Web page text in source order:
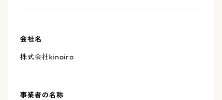
会社名
株式会社kinoiro
事業者の名称